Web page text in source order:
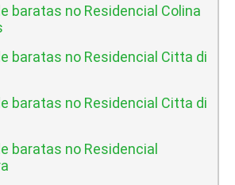
baratas no Residencial Colina
baratas no Residencial Citta di
baratas no Residencial Citta di
baratas no Residencial